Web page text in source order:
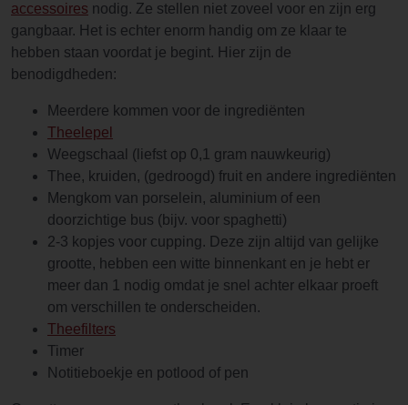
accessoires nodig. Ze stellen niet zoveel voor en zijn erg
gangbaar. Het is echter enorm handig om ze klaar te
hebben staan voordat je begint. Hier zijn de
benodigdheden:
Meerdere kommen voor de ingrediënten
Theelepel
Weegschaal (liefst op 0,1 gram nauwkeurig)
Thee, kruiden, (gedroogd) fruit en andere ingrediënten
Mengkom van porselein, aluminium of een
doorzichtige bus (bijv. voor spaghetti)
2-3 kopjes voor cupping. Deze zijn altijd van gelijke
grootte, hebben een witte binnenkant en je hebt er
meer dan 1 nodig omdat je snel achter elkaar proeft
om verschillen te onderscheiden.
Theefilters
Timer
Notitieboekje en potlood of pen